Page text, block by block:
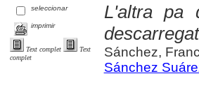
seleccionar
imprimir
Text complet
Text
complet
L'altra pa
Sánchez,
Sánchez